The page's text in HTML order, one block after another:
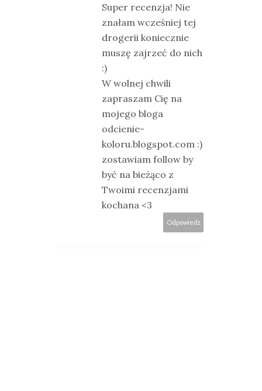
Super recenzja! Nie
znałam wcześniej tej
drogerii koniecznie
muszę zajrzeć do nich
:)
W wolnej chwili
zapraszam Cię na
mojego bloga
odcienie-
koloru.blogspot.com :)
zostawiam follow by
być na bieżąco z
Twoimi recenzjami
kochana <3
Odpowiedz